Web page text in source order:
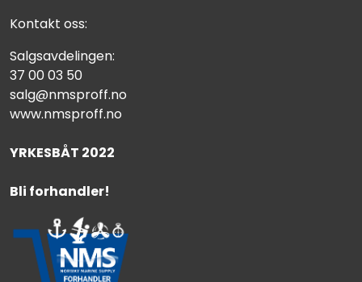
Kontakt oss:
Salgsavdelingen:
37 00 03 50
salg@nmsproff.no
www.nmsproff.no
YRKESBÅT 2022
Bli forhandler!